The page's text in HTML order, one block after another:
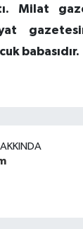
Milat
babasıdır.